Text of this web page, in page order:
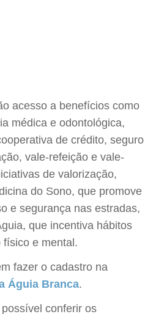
acesso a benefícios como
médica e odontológica,
de crédito, seguro
vale-refeição e vale-
de valorização,
do Sono, que promove
e segurança nas estradas,
que incentiva hábitos
e mental.
fazer o cadastro na
Águia Branca.
conferir os